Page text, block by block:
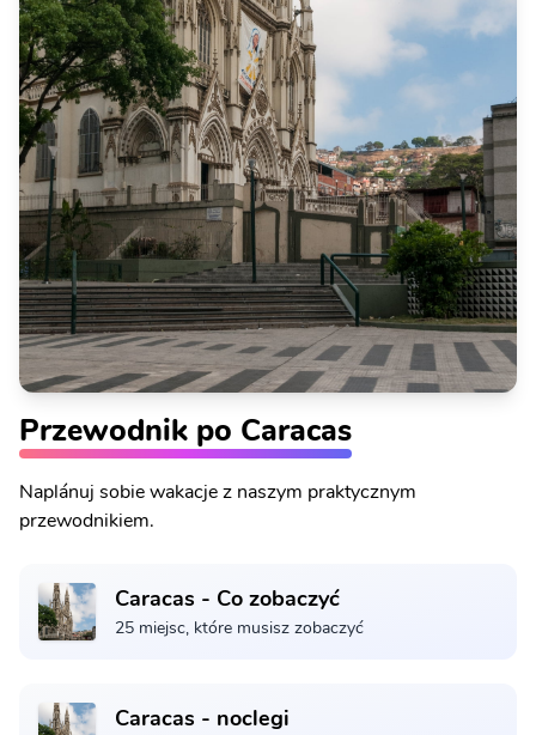
Przewodnik po Caracas
Naplánuj sobie wakacje z naszym praktycznym
przewodnikiem.
Caracas - Co zobaczyć
25 miejsc, które musisz zobaczyć
Caracas - noclegi